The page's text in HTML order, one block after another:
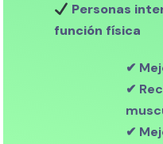
Personas
función física
✔
✔
✔